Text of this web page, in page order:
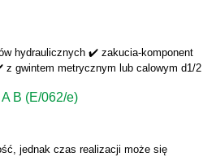
hydraulicznych ✔️ zakucia-komponent
z gwintem metrycznym lub calowym d1/2
B (E/062/e)
jednak czas realizacji może się